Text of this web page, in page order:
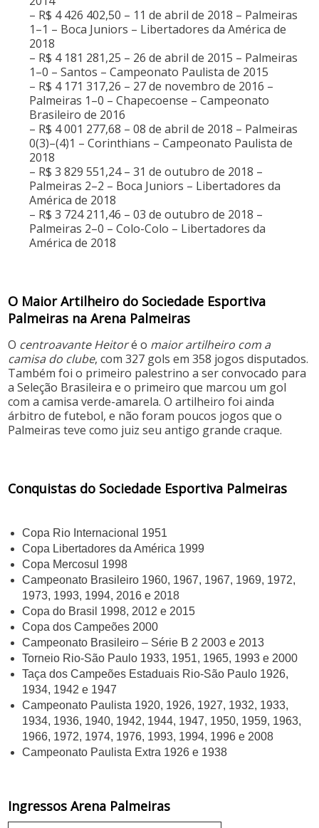
– R$ 4 426 402,50 – 11 de abril de 2018 – Palmeiras
1–1 – Boca Juniors – Libertadores da América de
2018
– R$ 4 181 281,25 – 26 de abril de 2015 – Palmeiras
1–0 – Santos – Campeonato Paulista de 2015
– R$ 4 171 317,26 – 27 de novembro de 2016 –
Palmeiras 1–0 – Chapecoense – Campeonato
Brasileiro de 2016
– R$ 4 001 277,68 – 08 de abril de 2018 – Palmeiras
0(3)–(4)1 – Corinthians – Campeonato Paulista de
2018
– R$ 3 829 551,24 – 31 de outubro de 2018 –
Palmeiras 2–2 – Boca Juniors – Libertadores da
América de 2018
– R$ 3 724 211,46 – 03 de outubro de 2018 –
Palmeiras 2–0 – Colo-Colo – Libertadores da
América de 2018
O Maior Artilheiro do Sociedade Esportiva
Palmeiras na Arena Palmeiras
O centroavante Heitoré o maior artilheiro com a
camisa do clube, com 327 gols em 358 jogos disputados.
Também foi o primeiro palestrino a ser convocado para
a Seleção Brasileira e o primeiro que marcou um gol
com a camisa verde-amarela. O artilheiro foi ainda
árbitro de futebol, e não foram poucos jogos que o
Palmeiras teve como juiz seu antigo grande craque.
Conquistas do Sociedade Esportiva Palmeiras
Copa Rio Internacional 1951
Copa Libertadores da América 1999
Copa Mercosul 1998
Campeonato Brasileiro 1960, 1967, 1967, 1969, 1972,
1973, 1993, 1994, 2016 e 2018
Copa do Brasil 1998, 2012 e 2015
Copa dos Campeões 2000
Campeonato Brasileiro – Série B 2 2003 e 2013
Torneio Rio-São Paulo 1933, 1951, 1965, 1993 e 2000
Taça dos Campeões Estaduais Rio-São Paulo 1926,
1934, 1942 e 1947
Campeonato Paulista 1920, 1926, 1927, 1932, 1933,
1934, 1936, 1940, 1942, 1944, 1947, 1950, 1959, 1963,
1966, 1972, 1974, 1976, 1993, 1994, 1996 e 2008
Campeonato Paulista Extra 1926 e 1938
Ingressos Arena Palmeiras